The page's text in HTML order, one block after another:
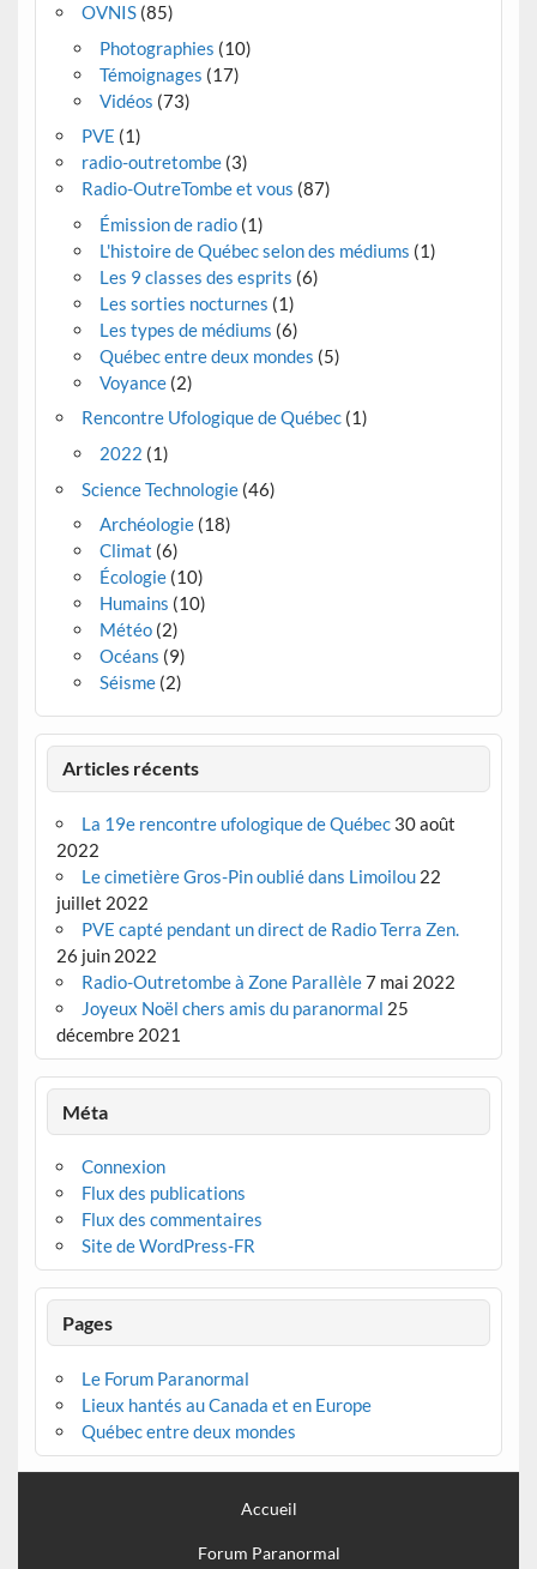
OVNIS(85)
Photographies (10)
Témoignages (17)
Vidéos (73)
PVE (1)
radio-outretombe(3)
Radio-OutreTombe et vous (87)
Émission de radio(1)
L'histoire de Québec selon des médiums (1)
Les 9 classes des esprits (6)
Les sorties nocturnes (1)
Les types de médiums (6)
Québec entre deux mondes (5)
Voyance(2)
Rencontre Ufologique de Québec(1)
2022 (1)
Science Technologie(46)
Archéologie(18)
Climat (6)
Écologie(10)
Humains (10)
Météo(2)
Océans (9)
Séisme(2)
Articles récents
La 19e rencontre ufologique de Québec 30 août
2022
Le cimetière Gros-Pin oublié dans Limoilou 22
juillet 2022
PVE capté pendant un direct de Radio Terra Zen.
26 juin 2022
Radio-Outretombe à Zone Parallèle7 mai 2022
Joyeux Noël chers amis du paranormal 25
décembre 2021
Méta
Connexion
Flux des publications
Flux des commentaires
Site de WordPress-FR
Pages
Le Forum Paranormal
Lieux hantés au Canada et en Europe
Québec entre deux mondes
Accueil
Forum Paranormal